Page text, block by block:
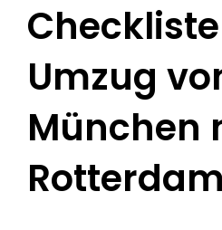
Umzug
München
Rotterdam